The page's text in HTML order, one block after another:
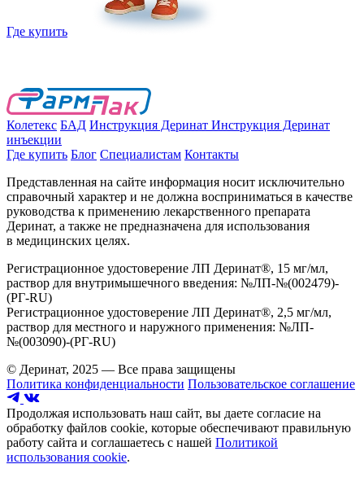
Где купить
Колетекс БАД Инструкция Деринат Инструкция Деринат
инъекции
Где купить Блог Специалистам Контакты
Представленная на сайте информация носит исключительно
справочный характер и не должна восприниматься в качестве
руководства к применению лекарственного препарата
Деринат, а также не предназначена для использования
в медицинских целях.
Регистрационное удостоверение ЛП Деринат®, 15 мг/мл,
раствор для внутримышечного введения: №ЛП-№(002479)-
(РГ-RU)
Регистрационное удостоверение ЛП Деринат®, 2,5 мг/мл,
раствор для местного и наружного применения: №ЛП-
№(003090)-(РГ-RU)
© Деринат, 2025 — Все права защищены
Политика конфиденциальности Пользовательское соглашение
Продолжая использовать наш сайт, вы даете согласие на
обработку файлов cookie, которые обеспечивают правильную
работу сайта и соглашаетесь с нашей Политикой
использования cookie.